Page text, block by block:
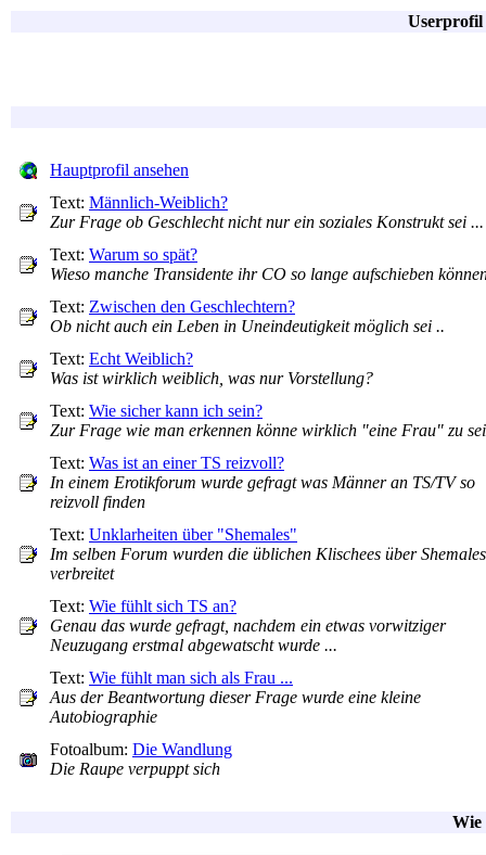
Userprofil
Hauptprofil ansehen
Text: Männlich-Weiblich?
Zur Frage ob Geschlecht nicht nur ein soziales Konstrukt sei ...
Text: Warum so spät?
Wieso manche Transidente ihr CO so lange aufschieben
Text: Zwischen den Geschlechtern?
Ob nicht auch ein Leben in Uneindeutigkeit möglich sei ..
Text: Echt Weiblich?
Was ist wirklich weiblich, was nur Vorstellung?
Text: Wie sicher kann ich sein?
Zur Frage wie man erkennen könne wirklich "eine Frau" zu
Text: Was ist an einer TS reizvoll?
In einem Erotikforum wurde gefragt was Männer an TS/TV so
reizvoll finden
Text: Unklarheiten über "Shemales"
Im selben Forum wurden die üblichen Klischees über Shemales
verbreitet
Text: Wie fühlt sich TS an?
Genau das wurde gefragt, nachdem ein etwas vorwitziger
Neuzugang erstmal abgewatscht wurde ...
Text: Wie fühlt man sich als Frau ...
Aus der Beantwortung dieser Frage wurde eine kleine
Autobiographie
Fotoalbum: Die Wandlung
Die Raupe verpuppt sich
Wie